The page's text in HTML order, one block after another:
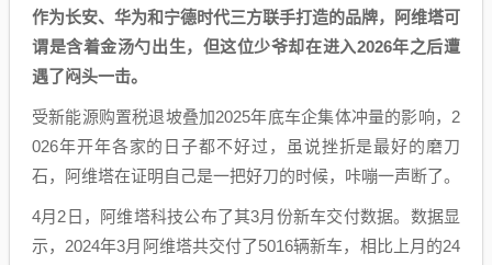
作为长安、华为和宁德时代三方联手打造的品牌，阿维塔可
谓是含着金汤勺出生，但这位少爷却在进入2026年之后遭
遇了闷头一击。
受新能源购置税退坡叠加2025年底车企集体冲量的影响，2
026年开年各家的日子都不好过，虽说挫折是最好的磨刀
石，阿维塔在证明自己是一把好刀的时候，咔嘣一声断了。
4月2日，阿维塔科技公布了其3月份新车交付数据。数据显
示，2024年3月阿维塔共交付了5016辆新车，相比上月的24